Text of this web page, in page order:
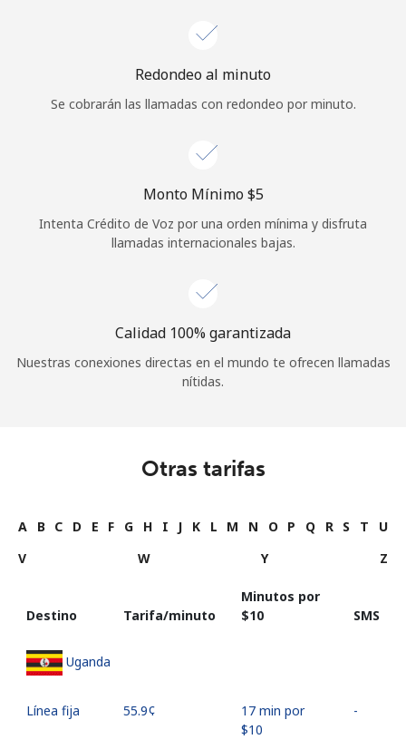
Redondeo al minuto
Se cobrarán las llamadas con redondeo por minuto.
Monto Mínimo ⁦$5⁩
Intenta Crédito de Voz por una orden mínima y disfruta
llamadas internacionales bajas.
Calidad 100% garantizada
Nuestras conexiones directas en el mundo te ofrecen llamadas
nítidas.
Otras tarifas
A B C D E F G H I J K L M N O P Q R S T
U
V
W Y Z
Destino Tarifa/minuto
Minutos por
⁦$10⁩
SMS
Uganda
Línea fija ⁦55.9¢⁩
17 min por
⁦$10⁩
-